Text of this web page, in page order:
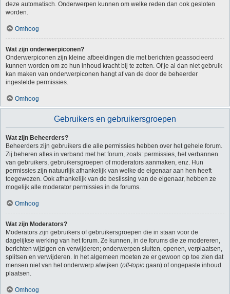
deze automatisch. Onderwerpen kunnen om welke reden dan ook gesloten
worden.
Omhoog
Wat zijn onderwerpiconen?
Onderwerpiconen zijn kleine afbeeldingen die met berichten geassocieerd
kunnen worden om zo hun inhoud kracht bij te zetten. Of je al dan niet gebruik
kan maken van onderwerpiconen hangt af van de door de beheerder
ingestelde permissies.
Omhoog
Gebruikers en gebruikersgroepen
Wat zijn Beheerders?
Beheerders zijn gebruikers die alle permissies hebben over het gehele forum.
Zij beheren alles in verband met het forum, zoals: permissies, het verbannen
van gebruikers, gebruikersgroepen of moderators aanmaken, enz. Hun
permissies zijn natuurlijk afhankelijk van welke de eigenaar aan hen heeft
toegewezen. Ook afhankelijk van de beslissing van de eigenaar, hebben ze
mogelijk alle moderator permissies in de forums.
Omhoog
Wat zijn Moderators?
Moderators zijn gebruikers of gebruikersgroepen die in staan voor de
dagelijkse werking van het forum. Ze kunnen, in de forums die ze modereren,
berichten wijzigen en verwijderen; onderwerpen sluiten, openen, verplaatsen,
splitsen en verwijderen. In het algemeen moeten ze er gewoon op toe zien dat
mensen niet van het onderwerp afwijken (off-topic gaan) of ongepaste inhoud
plaatsen.
Omhoog